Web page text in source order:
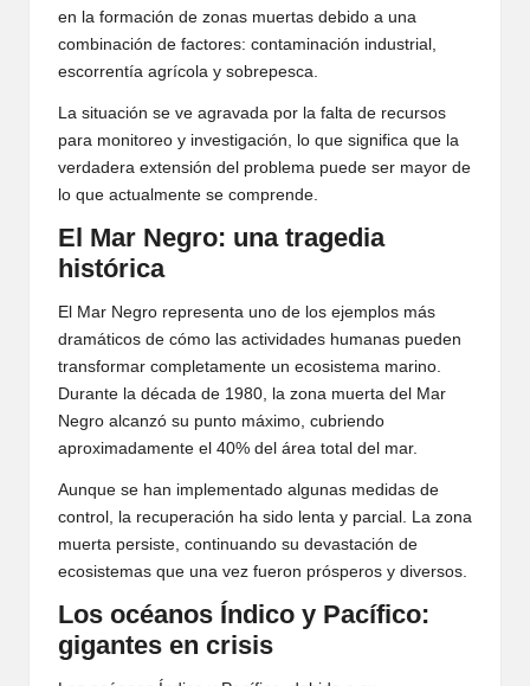
en la formación de zonas muertas debido a una
combinación de factores: contaminación industrial,
escorrentía agrícola y sobrepesca.
La situación se ve agravada por la falta de recursos
para monitoreo y investigación, lo que significa que la
verdadera extensión del problema puede ser mayor de
lo que actualmente se comprende.
El Mar Negro: una tragedia
histórica
El Mar Negro representa uno de los ejemplos más
dramáticos de cómo las actividades humanas pueden
transformar completamente un ecosistema marino.
Durante la década de 1980, la zona muerta del Mar
Negro alcanzó su punto máximo, cubriendo
aproximadamente el 40% del área total del mar.
Aunque se han implementado algunas medidas de
control, la recuperación ha sido lenta y parcial. La zona
muerta persiste, continuando su devastación de
ecosistemas que una vez fueron prósperos y diversos.
Los océanos Índico y Pacífico:
gigantes en crisis